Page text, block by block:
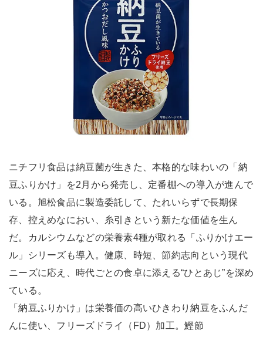
ニチフリ食品は納豆菌が生きた、本格的な味わいの「納
豆ふりかけ」を2月から発売し、定番棚への導入が進んで
いる。旭松食品に製造委託して、たれいらずで長期保
存、控えめなにおい、糸引きという新たな価値を生ん
だ。カルシウムなどの栄養素4種が取れる「ふりかけエー
ル」シリーズも導入。健康、時短、節約志向という現代
ニーズに応え、時代ごとの食卓に添える“ひとあじ”を深め
ている。
「納豆ふりかけ」は栄養価の高いひきわり納豆をふんだ
んに使い、フリーズドライ（FD）加工。鰹節